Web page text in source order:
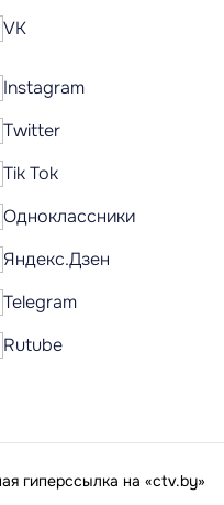
VK
Instagram
Twitter
Tik Tok
Одноклассники
Яндекс.Дзен
Telegram
Rutube
гиперссылка на «ctv.by»